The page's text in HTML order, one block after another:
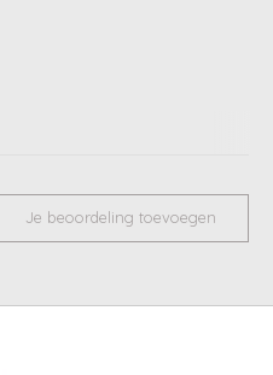
Je beoordeling toevoegen